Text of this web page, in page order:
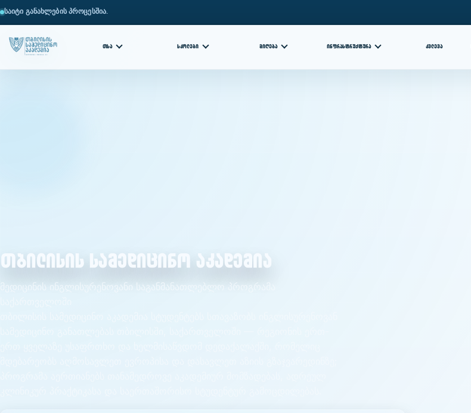
საიტი განახლების პროცესშია.
ᲗᲡᲐ ᲡᲙᲝᲚᲔᲑᲘ ᲛᲘᲦᲔᲑᲐ ᲘᲜᲤᲠᲐᲡᲢᲠᲣᲥᲢᲣᲠᲐ ᲙᲕᲚᲔᲕᲐ
თბილისის სამედიცინო აკადემია
მედიცინის ინგლისურენოვანი საგანმანათლებლო პროგრამა